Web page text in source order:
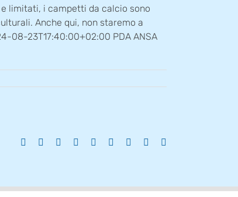
limitati, i campetti da calcio sono
Anche qui, non staremo a
08-23T17:40:00+02:00 PDA ANSA
Facebook Reddit LinkedInWhatsApp
TumblrPinterest